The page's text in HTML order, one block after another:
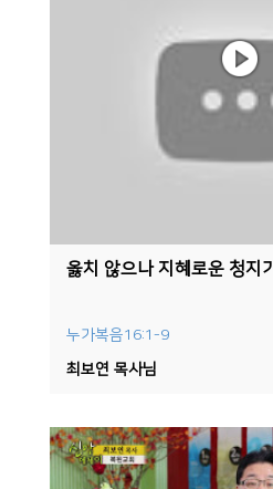
옳치 않으나 지혜로운 청지기
누가복음16:1-9
최보연 목사님